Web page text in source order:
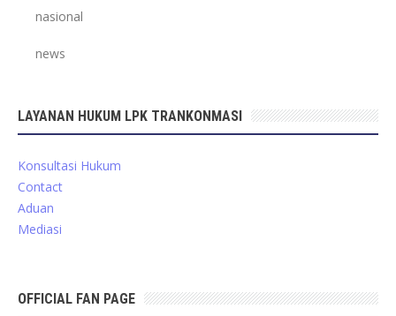
nasional
news
LAYANAN HUKUM LPK TRANKONMASI
Konsultasi Hukum
Contact
Aduan
Mediasi
OFFICIAL FAN PAGE